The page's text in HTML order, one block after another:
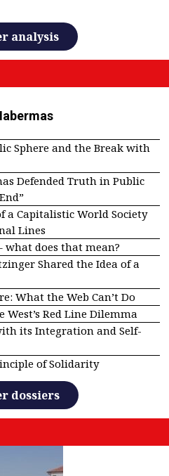
analysis
Sphere and the Break with
Defended Truth in Public
a Capitalistic World Society
Lines
what does that mean?
Shared the Idea of a
What the Web Can’t Do
Red Line Dilemma
its Integration and Self-
of Solidarity
dossiers